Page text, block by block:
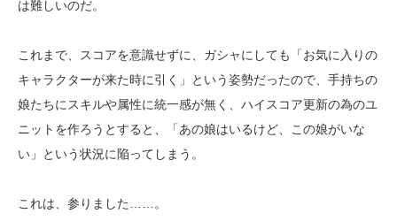
は難しいのだ。
これまで、スコアを意識せずに、ガシャにしても「お気に入りの
キャラクターが来た時に引く」という姿勢だったので、手持ちの
娘たちにスキルや属性に統一感が無く、ハイスコア更新の為のユ
ニットを作ろうとすると、「あの娘はいるけど、この娘がいな
い」という状況に陥ってしまう。
これは、参りました……。